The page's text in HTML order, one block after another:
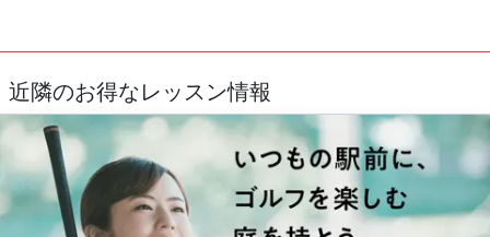
近隣のお得なレッスン情報